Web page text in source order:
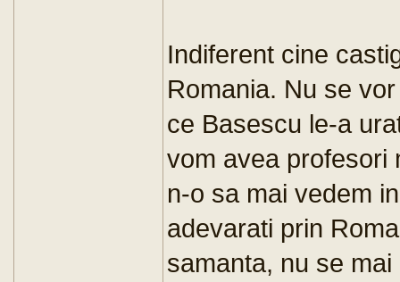
Indiferent cine
Romania. Nu se
ce Basescu le-a
vom avea profesori
n-o sa mai vedem
adevarati prin
samanta, nu se